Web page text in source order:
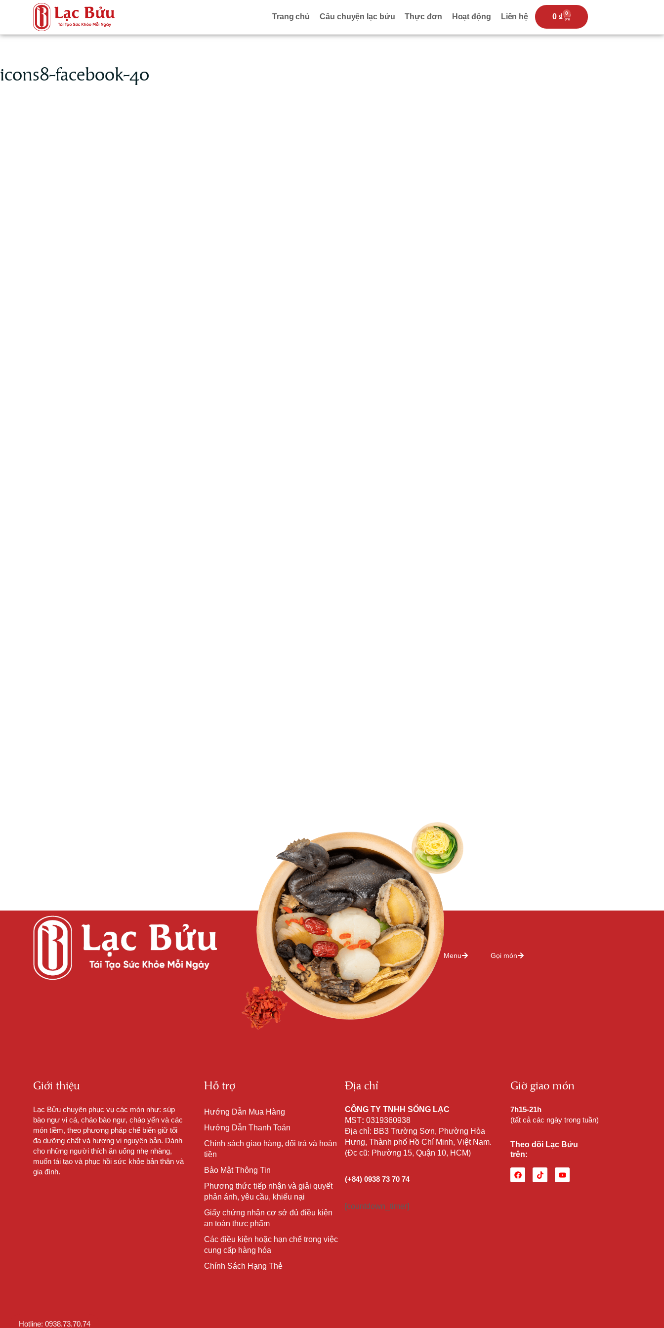
Trang chủ Câu chuyện lạc bửu Thực đơn Hoạt động Liên hệ 0 ₫ 0
icons8-facebook-40
Menu Gọi món
Giới thiệu
Lạc Bửu chuyên phục vụ các món như: súp
bào ngư vi cá, cháo bào ngư, cháo yến và các
món tiềm, theo phương pháp chế biến giữ tối
đa dưỡng chất và hương vị nguyên bản. Dành
cho những người thích ăn uống nhẹ nhàng,
muốn tái tạo và phục hồi sức khỏe bản thân và
gia đình.
Hỗ trợ
Hướng Dẫn Mua Hàng
Hướng Dẫn Thanh Toán
Chính sách giao hàng, đổi trả và hoàn
tiền
Bảo Mật Thông Tin
Phương thức tiếp nhận và giải quyết
phản ánh, yêu cầu, khiếu nại
Giấy chứng nhận cơ sở đủ điều kiện
an toàn thực phẩm
Các điều kiện hoặc hạn chế trong việc
cung cấp hàng hóa
Chính Sách Hạng Thẻ
Địa chỉ
CÔNG TY TNHH SỐNG LẠC
MST: 0319360938
Địa chỉ: BB3 Trường Sơn, Phường Hòa
Hưng, Thành phố Hồ Chí Minh, Việt Nam.
(Đc cũ: Phường 15, Quận 10, HCM)
(+84) 0938 73 70 74
[countdown_timer]
Giờ giao món
7h15-21h
(tất cả các ngày trong tuần)
Theo dõi Lạc Bửu
trên:
Hotline: 0938.73.70.74